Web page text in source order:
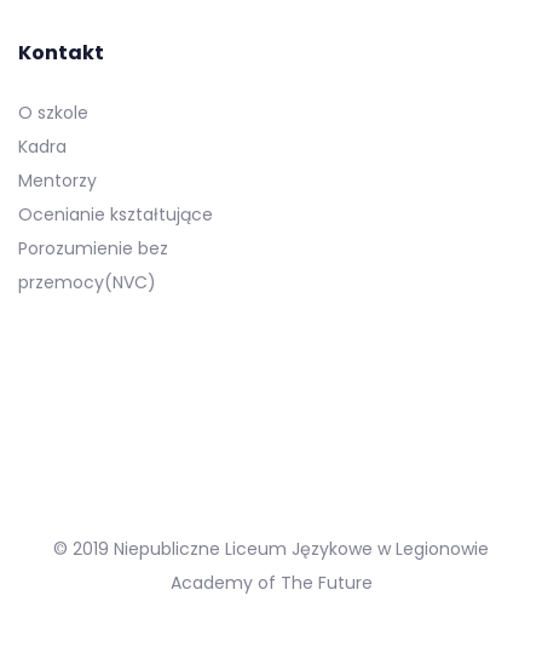
Kontakt
O szkole
Kadra
Mentorzy
Ocenianie kształtujące
Porozumienie bez
przemocy(NVC)
© 2019 Niepubliczne Liceum Językowe w Legionowie
Academy of The Future